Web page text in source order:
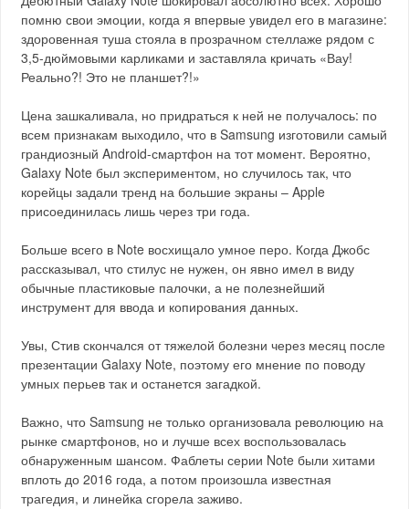
помню свои эмоции, когда я впервые увидел его в магазине:
здоровенная туша стояла в прозрачном стеллаже рядом с
3,5-дюймовыми карликами и заставляла кричать «Вау!
Реально?! Это не планшет?!»
Цена зашкаливала, но придраться к ней не получалось: по
всем признакам выходило, что в Samsung изготовили самый
грандиозный Android-смартфон на тот момент. Вероятно,
Galaxy Note был экспериментом, но случилось так, что
корейцы задали тренд на большие экраны – Apple
присоединилась лишь через три года.
Больше всего в Note восхищало умное перо. Когда Джобс
рассказывал, что стилус не нужен, он явно имел в виду
обычные пластиковые палочки, а не полезнейший
инструмент для ввода и копирования данных.
Увы, Стив скончался от тяжелой болезни через месяц после
презентации Galaxy Note, поэтому его мнение по поводу
умных перьев так и останется загадкой.
Важно, что Samsung не только организовала революцию на
рынке смартфонов, но и лучше всех воспользовалась
обнаруженным шансом. Фаблеты серии Note были хитами
вплоть до 2016 года, а потом произошла известная
трагедия, и линейка сгорела заживо.